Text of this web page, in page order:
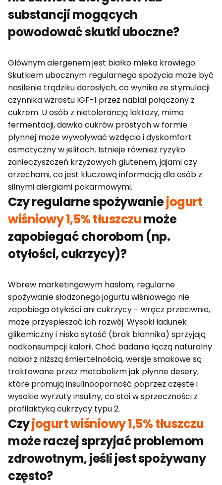
substancji mogących
powodować skutki uboczne?
Głównym alergenem jest białko mleka krowiego.
Skutkiem ubocznym regularnego spożycia może być
nasilenie trądziku dorosłych, co wynika ze stymulacji
czynnika wzrostu IGF-1 przez nabiał połączony z
cukrem. U osób z nietolerancją laktozy, mimo
fermentacji, dawka cukrów prostych w formie
płynnej może wywoływać wzdęcia i dyskomfort
osmotyczny w jelitach. Istnieje również ryzyko
zanieczyszczeń krzyżowych glutenem, jajami czy
orzechami, co jest kluczową informacją dla osób z
silnymi alergiami pokarmowymi.
Czy regularne spożywaniejogurt
wiśniowy 1,5% tłuszczumoże
zapobiegać chorobom (np.
otyłości, cukrzycy)?
Wbrew marketingowym hasłom, regularne
spożywanie słodzonego jogurtu wiśniowego nie
zapobiega otyłości ani cukrzycy – wręcz przeciwnie,
może przyspieszać ich rozwój. Wysoki ładunek
glikemiczny i niska sytość (brak błonnika) sprzyjają
nadkonsumpcji kalorii. Choć badania łączą naturalny
nabiał z niższą śmiertelnością, wersje smakowe są
traktowane przez metabolizm jak płynne desery,
które promują insulinooporność poprzez częste i
wysokie wyrzuty insuliny, co stoi w sprzeczności z
profilaktyką cukrzycy typu 2.
Czyjogurt wiśniowy 1,5% tłuszczu
może raczej sprzyjać problemom
zdrowotnym, jeśli jest spożywany
często?